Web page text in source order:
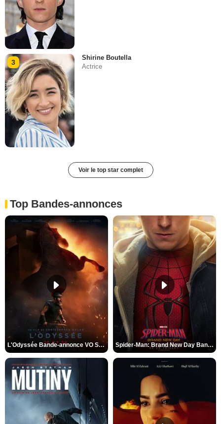
3
Shirine Boutella
Actrice
Voir le top star complet
Top Bandes-annonces
L'Odyssée Bande-annonce VO STFR Spider-Man: Brand New Day Bande-annonce VO STFR